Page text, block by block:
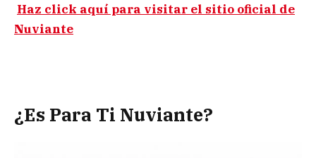
Haz click aquí para visitar el sitio oficial de
Nuviante
¿Es Para Ti Nuviante?